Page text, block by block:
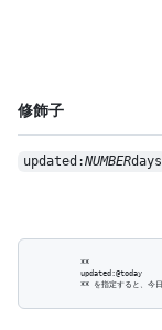
修飾子
updated:NUMBERdays